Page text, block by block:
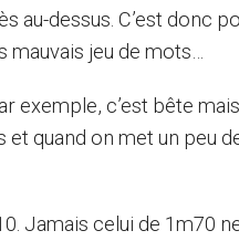
au-dessus. C’est donc
jeu de mots…
exemple, c’est bête
quand on met un peu
Jamais celui de 1m70